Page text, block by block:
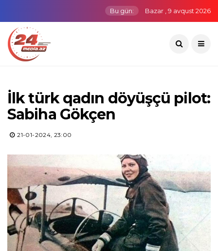
Bu gün: Bazar , 9 avqust 2026
İlk türk qadın döyüşçü pilot:
Sabiha Gökçen
21-01-2024, 23:00